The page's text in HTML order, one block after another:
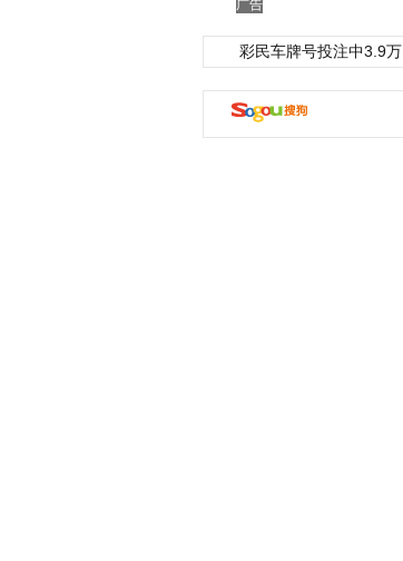
广告
彩民车牌号投注中3.9万